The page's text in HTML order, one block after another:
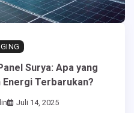
Surya: Apa yang
Energi Terbarukan?
Juli 14, 2025